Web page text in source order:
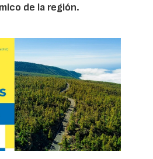
de la región.